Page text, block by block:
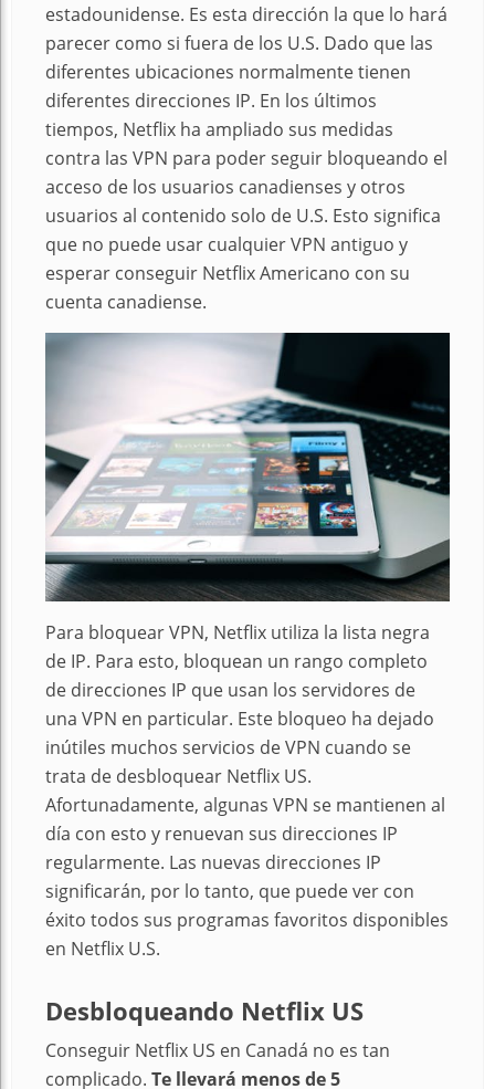
estadounidense. Es esta dirección la que lo hará
parecer como si fuera de los U.S. Dado que las
diferentes ubicaciones normalmente tienen
diferentes direcciones IP. En los últimos
tiempos, Netflix ha ampliado sus medidas
contra las VPN para poder seguir bloqueando el
acceso de los usuarios canadienses y otros
usuarios al contenido solo de U.S. Esto significa
que no puede usar cualquier VPN antiguo y
esperar conseguir Netflix Americano con su
cuenta canadiense.
Para bloquear VPN, Netflix utiliza la lista negra
de IP. Para esto, bloquean un rango completo
de direcciones IP que usan los servidores de
una VPN en particular. Este bloqueo ha dejado
inútiles muchos servicios de VPN cuando se
trata de desbloquear Netflix US.
Afortunadamente, algunas VPN se mantienen al
día con esto y renuevan sus direcciones IP
regularmente. Las nuevas direcciones IP
significarán, por lo tanto, que puede ver con
éxito todos sus programas favoritos disponibles
en Netflix U.S.
Desbloqueando Netflix US
Conseguir Netflix US en Canadá no es tan
complicado. Te llevará menos de 5